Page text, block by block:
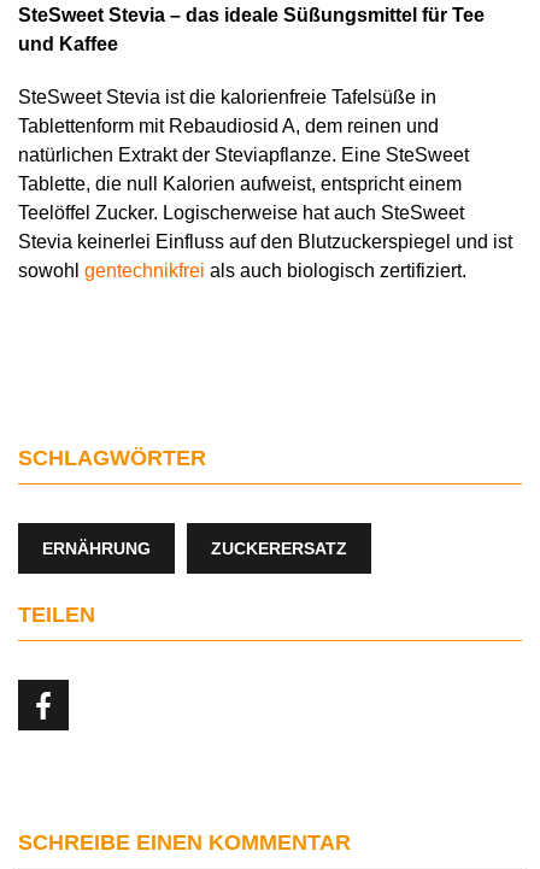
SteSweet Stevia – das ideale Süßungsmittel für Tee
und Kaffee
SteSweet Stevia ist die kalorienfreie Tafelsüße in
Tablettenform mit Rebaudiosid A, dem reinen und
natürlichen Extrakt der Steviapflanze. Eine SteSweet
Tablette, die null Kalorien aufweist, entspricht einem
Teelöffel Zucker. Logischerweise hat auch SteSweet
Stevia keinerlei Einfluss auf den Blutzuckerspiegel und ist
sowohl gentechnikfrei als auch biologisch zertifiziert.
SCHLAGWÖRTER
ERNÄHRUNG ZUCKERERSATZ
TEILEN
SCHREIBE EINEN KOMMENTAR